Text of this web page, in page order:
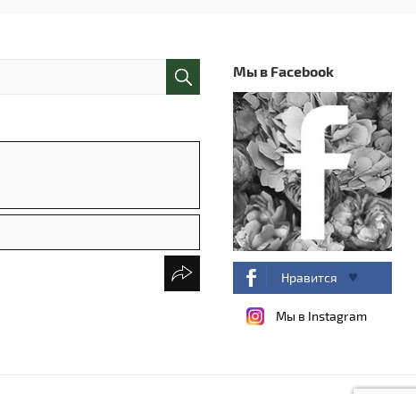
Мы в Facebook
Нравится
Мы в Instagram